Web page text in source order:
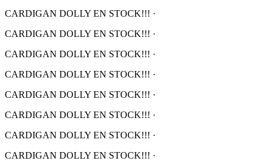
CARDIGAN DOLLY EN STOCK!!! ·
CARDIGAN DOLLY EN STOCK!!! ·
CARDIGAN DOLLY EN STOCK!!! ·
CARDIGAN DOLLY EN STOCK!!! ·
CARDIGAN DOLLY EN STOCK!!! ·
CARDIGAN DOLLY EN STOCK!!! ·
CARDIGAN DOLLY EN STOCK!!! ·
CARDIGAN DOLLY EN STOCK!!! ·